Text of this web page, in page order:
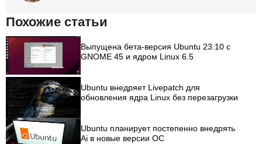
Похожие статьи
Выпущена бета-версия Ubuntu 23.10 с
GNOME 45 и ядром Linux 6.5
Ubuntu внедряет Livepatch для
обновления ядра Linux без перезагрузки
Ubuntu планирует постепенно внедрять
Ai в новые версии ОС